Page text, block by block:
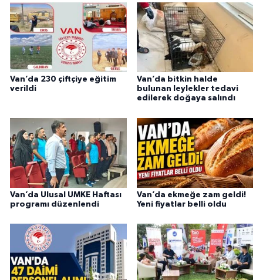
Van’da 230 çiftçiye eğitim
verildi
Van’da bitkin halde
bulunan leylekler tedavi
edilerek doğaya salındı
Van’da Ulusal UMKE Haftası
programı düzenlendi
Van’da ekmeğe zam geldi!
Yeni fiyatlar belli oldu